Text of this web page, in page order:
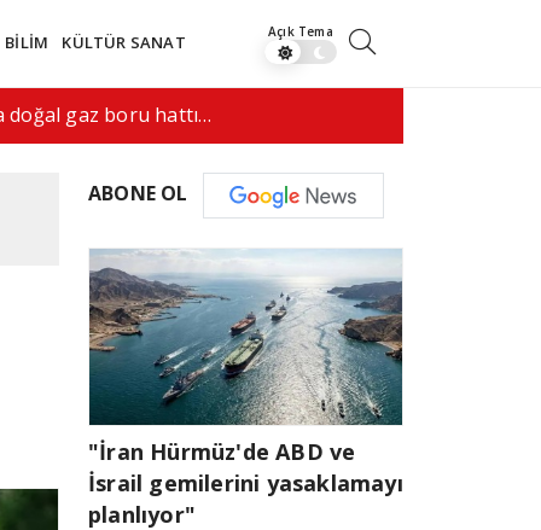
BİLİM KÜLTÜR SANAT
bizimle anlaşma yapmak istiyor"
ABONE OL
"İran Hürmüz'de ABD ve
İsrail gemilerini yasaklamayı
planlıyor"